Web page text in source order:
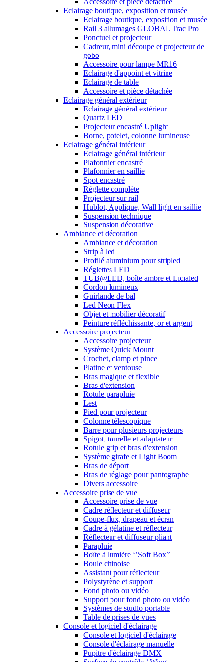
Accessoire et pièce détachée
Eclairage boutique, exposition et musée
Eclairage boutique, exposition et musée
Rail 3 allumages GLOBAL Trac Pro
Ponctuel et projecteur
Cadreur, mini découpe et projecteur de
gobo
Accessoire pour lampe MR16
Eclairage d'appoint et vitrine
Eclairage de table
Accessoire et pièce détachée
Eclairage général extérieur
Eclairage général extérieur
Quartz LED
Projecteur encastré Uplight
Borne, potelet, colonne lumineuse
Eclairage général intérieur
Eclairage général intérieur
Plafonnier encastré
Plafonnier en saillie
Spot encastré
Réglette complète
Projecteur sur rail
Hublot, Applique, Wall light en saillie
Suspension technique
Suspension décorative
Ambiance et décoration
Ambiance et décoration
Strip à led
Profilé aluminium pour stripled
Réglettes LED
TUB@LED, boîte ambre et Licialed
Cordon lumineux
Guirlande de bal
Led Neon Flex
Objet et mobilier décoratif
Peinture réfléchissante, or et argent
Accessoire projecteur
Accessoire projecteur
Système Quick Mount
Crochet, clamp et pince
Platine et ventouse
Bras magique et flexible
Bras d'extension
Rotule parapluie
Lest
Pied pour projecteur
Colonne télescopique
Barre pour plusieurs projecteurs
Spigot, tourelle et adaptateur
Rotule grip et bras d'extension
Système girafe et Light Boom
Bras de déport
Bras de réglage pour pantographe
Divers accessoire
Accessoire prise de vue
Accessoire prise de vue
Cadre réflecteur et diffuseur
Coupe-flux, drapeau et écran
Cadre à gélatine et réflecteur
Réflecteur et diffuseur pliant
Parapluie
Boîte à lumière ‘’Soft Box’’
Boule chinoise
Assistant pour réflecteur
Polystyrène et support
Fond photo ou vidéo
Support pour fond photo ou vidéo
Systèmes de studio portable
Table de prises de vues
Console et logiciel d'éclairage
Console et logiciel d'éclairage
Console d'éclairage manuelle
Pupitre d'éclairage DMX